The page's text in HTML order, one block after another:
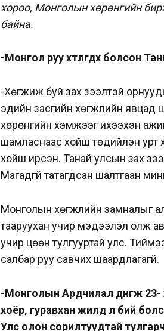
хороо, Монголын хөрөнгийн
байна.
-Монгол руу хөтлөгдөх болсон
-Хөгжиж буй зах зээлтэй
эдийн засгийн хөгжлийн явцад
хөрөнгийн хэмжээг ихээхэн
шамласнаас хойш төдийлэн урт
хойш ирсэн. Танай улсын зах
Магадгүй татагдсан шалтгаан
Монголын хөгжлийн замналыг
тааруухан учир мэдээлэл олж
учир цөөн тулгууртай улс.
салбар руу савчих шаардлагагүй.
-Монголын Ардчилал дөнгөж 23-
хоёр, гуравхан жилд л бий
Улс олон сорилтуудтай